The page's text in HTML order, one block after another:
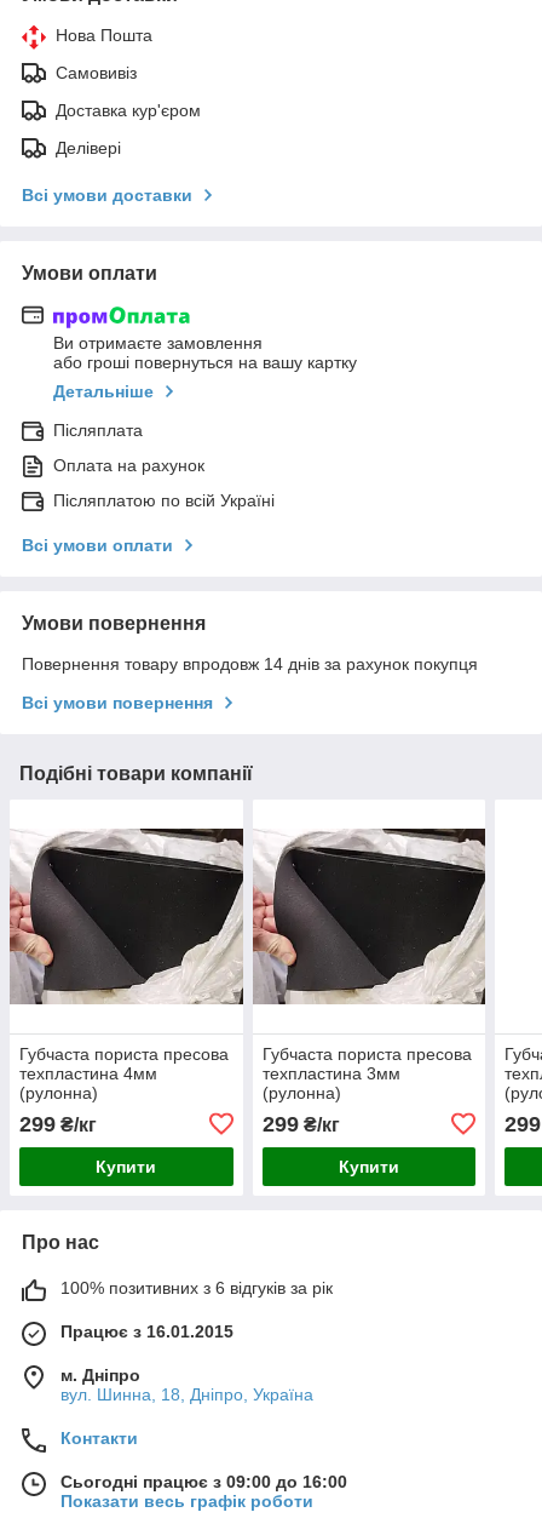
Нова Пошта
Самовивіз
Доставка кур'єром
Делівері
Всі умови доставки
Умови оплати
Ви отримаєте замовлення
або гроші повернуться на вашу картку
Детальніше
Післяплата
Оплата на рахунок
Післяплатою по всій Україні
Всі умови оплати
Умови повернення
Повернення товару впродовж 14 днів за рахунок покупця
Всі умови повернення
Подібні товари компанії
Губчаста пориста пресова
техпластина 4мм
(рулонна)
299 ₴/кг
Купити
Губчаста пориста пресова
техпластина 3мм
(рулонна)
299₴/кг
Купити
299
Про нас
100% позитивних з 6 відгуків за рік
Працює з 16.01.2015
м. Дніпро
вул. Шинна, 18, Дніпро, Україна
Контакти
Сьогодні працює з 09:00 до 16:00
Показати весь графік роботи